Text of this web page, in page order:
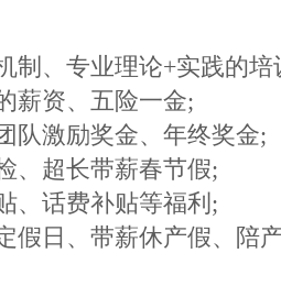
制、专业理论+实践的培
薪资、五险一金;
队激励奖金、年终奖金;
、超长带薪春节假;
、话费补贴等福利;
假日、带薪休产假、陪